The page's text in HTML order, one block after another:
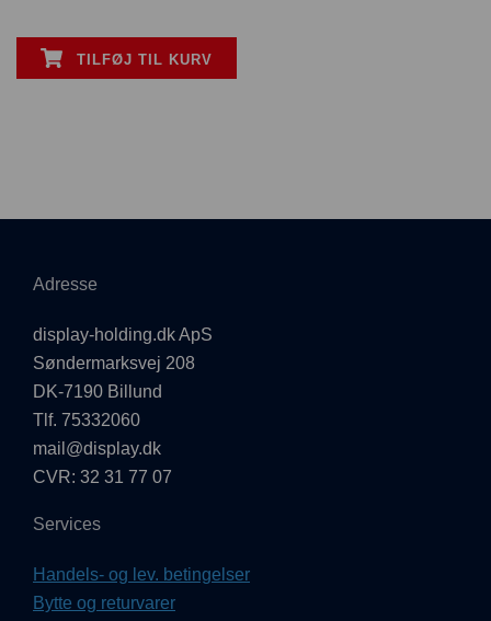
TILFØJ TIL KURV
Adresse
display-holding.dk ApS
Søndermarksvej 208
DK-7190 Billund
Tlf. 75332060
mail@display.dk
CVR: 32 31 77 07
Services
Handels- og lev. betingelser
Bytte og returvarer